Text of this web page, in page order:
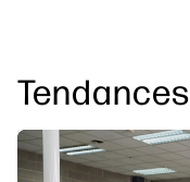
Tendances